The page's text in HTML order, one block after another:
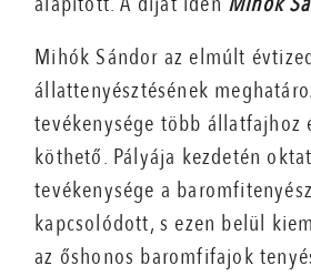
Mihók Sándor az elmúlt
állattenyésztésének
tevékenysége több állatfajhoz
köthető. Pályája kezdetén
tevékenysége a
kapcsolódott, s ezen belül
az őshonos baromfifajok